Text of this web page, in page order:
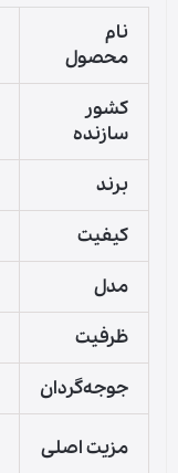
نام
محصول
کشور
سازنده
برند
کیفیت
مدل
ظرفیت
جوجه‌گردان
مزیت اصلی